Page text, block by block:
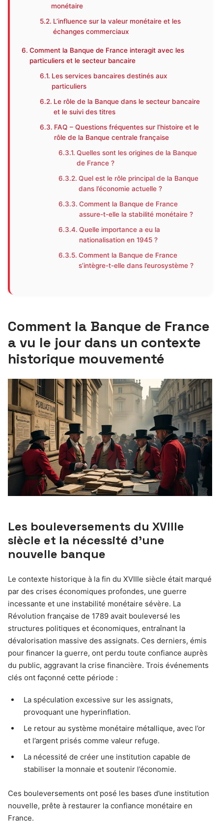
monétaire
L’influence sur la valeur monétaire et les
échanges commerciaux
Comment la Banque de France interagit avec les
particuliers et le secteur bancaire
Les services bancaires destinés aux
particuliers
Le rôle de la Banque dans le secteur bancaire
et le suivi des titres
FAQ – Questions fréquentes sur l’histoire et le
rôle de la Banque centrale française
Quelles sont les origines de la Banque
de France ?
Quel est le rôle principal de la Banque
dans l’économie actuelle ?
Comment la Banque de France
assure-t-elle la stabilité monétaire ?
Quelle importance a eu la
nationalisation en 1945 ?
Comment la Banque de France
s’intègre-t-elle dans l’eurosystème ?
Comment la Banque de France
a vu le jour dans un contexte
historique mouvementé
Les bouleversements du XVIIIe
siècle et la nécessité d’une
nouvelle banque
Le contexte historique à la fin du XVIIIe siècle était marqué
par des crises économiques profondes, une guerre
incessante et une instabilité monétaire sévère. La
Révolution française de 1789 avait bouleversé les
structures politiques et économiques, entraînant la
dévalorisation massive des assignats. Ces derniers, émis
pour financer la guerre, ont perdu toute confiance auprès
du public, aggravant la crise financière. Trois événements
clés ont façonné cette période :
La spéculation excessive sur les assignats,
provoquant une hyperinflation.
Le retour au système monétaire métallique, avec l’or
et l’argent prisés comme valeur refuge.
La nécessité de créer une institution capable de
stabiliser la monnaie et soutenir l’économie.
Ces bouleversements ont posé les bases d’une institution
nouvelle, prête à restaurer la confiance monétaire en
France.